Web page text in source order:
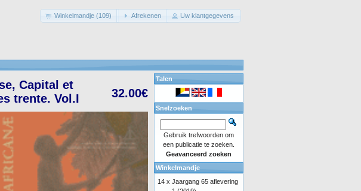
Winkelmandje (109) Afrekenen Uw klantgegevens
32.00€
Capital et
trente. Vol.I
Talen
Snelzoeken
Gebruik trefwoorden om
een publicatie te zoeken.
Geavanceerd zoeken
Winkelmandje
14 x Jaargang 65 aflevering